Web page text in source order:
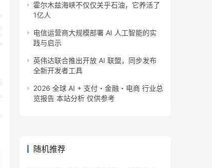
霍尔木兹海峡不仅仅关乎石油，它养活了
1亿人
电信运营商大规模部署 AI 人工智能的实
践与启示
英伟达联合推出开放 AI 联盟，同步发布
全新开发者工具
2026 全球 AI + 支付・金融・电商 行业总
览报告 本站分析 仅供参考
随机推荐